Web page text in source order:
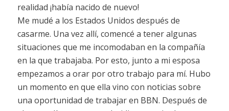
realidad ¡había nacido de nuevo!
Me mudé a los Estados Unidos después de
casarme. Una vez allí, comencé a tener algunas
situaciones que me incomodaban en la compañía
en la que trabajaba. Por esto, junto a mi esposa
empezamos a orar por otro trabajo para mí. Hubo
un momento en que ella vino con noticias sobre
una oportunidad de trabajar en BBN. Después de